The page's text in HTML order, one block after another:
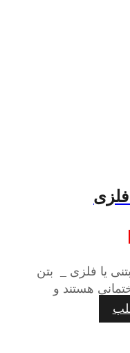
فلزی
یا فلزی _ بتن
هستند و